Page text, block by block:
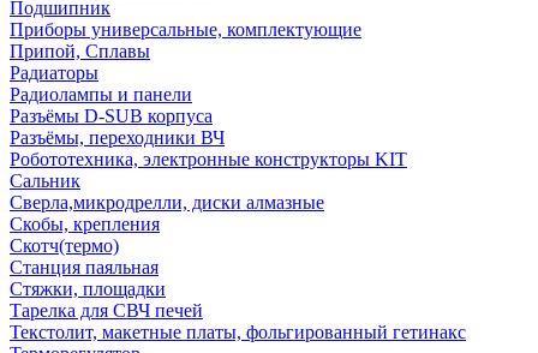
Подшипник
Приборы универсальные, комплектующие
Припой, Сплавы
Радиаторы
Радиолампы и панели
Разъёмы D-SUB корпуса
Разъёмы, переходники ВЧ
Робототехника, электронные конструкторы KIT
Сальник
Сверла,микродрелли, диски алмазные
Скобы, крепления
Скотч(термо)
Станция паяльная
Стяжки, площадки
Тарелка для СВЧ печей
Текстолит, макетные платы, фольгированный гетинакс